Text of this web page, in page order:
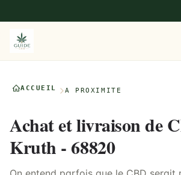
ACCUEIL À PROXIMITÉ
Achat et livraison de
Kruth - 68820